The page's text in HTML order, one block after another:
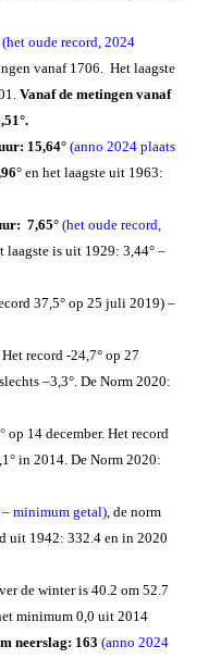
(het oude record, 2024
vanaf 1706. Het laagste
Vanafde metingen vanaf
15,64° (anno 2024 plaats
° en het laagste uit 1963:
7,65° (het oude record,
laagste is uit 1929: 3,44° –
37,5° op 25 juli 2019) –
record -24,7° op 27
–3,3°. De Norm 2020:
op 14 december. Het record
in 2014. De Norm 2020:
minimum getal), de norm
uit 1942: 332.4 en in 2020
de winter is 40.2 om 52.7
minimum 0,0 uit 2014
neerslag: 163 (anno 2024